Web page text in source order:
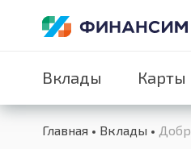
Вклады Карты
Главная Вклады